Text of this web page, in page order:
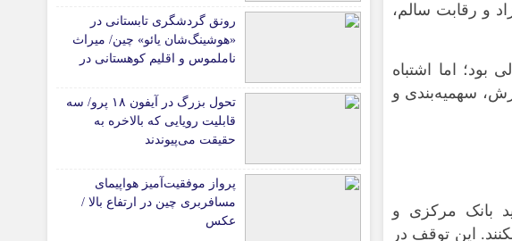
و رقابت سالم،
اما اشتباه
سهمیه‌بندی و
بانک مرکزی و
این توقف در
رونق گردشگری تابستانی در
«هوشینگ‌شان یائو» چین/ میراث
ناملموس و اقلیم کوهستانی در
تحول بزرگ در آیفون ۱۸ پرو/ سه
قابلیت رویایی که بالاخره به
حقیقت می‌پیوندند
پرواز موفقیت‌آمیز هواپیمای
مسافربری چین در ارتفاع بالا /
عکس